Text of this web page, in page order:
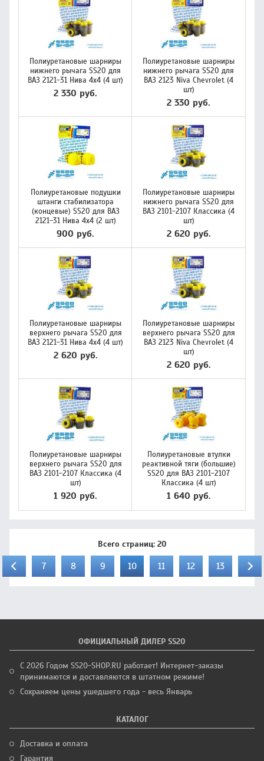
Полиуретановые шарниры
нижнего рычага SS20 для
ВАЗ 2121-31 Нива 4х4 (4 шт)
2 330 руб.
Полиуретановые шарниры
нижнего рычага SS20 для
ВАЗ 2123 Niva Chevrolet (4
шт)
2 330 руб.
Полиуретановые подушки
штанги стабилизатора
(концевые) SS20 для ВАЗ
2121-31 Нива 4х4 (2 шт)
900 руб.
Полиуретановые шарниры
нижнего рычага SS20 для
ВАЗ 2101-2107 Классика (4
шт)
2 620 руб.
Полиуретановые шарниры
верхнего рычага SS20 для
ВАЗ 2121-31 Нива 4х4 (4 шт)
2 620 руб.
Полиуретановые шарниры
верхнего рычага SS20 для
ВАЗ 2123 Niva Chevrolet (4
шт)
2 620 руб.
Полиуретановые шарниры
верхнего рычага SS20 для
ВАЗ 2101-2107 Классика (4
шт)
1 920 руб.
Полиуретановые втулки
реактивной тяги (большие)
SS20 для ВАЗ 2101-2107
Классика (4 шт)
1 640 руб.
Всего страниц: 20
7 8 9 10 11 12 13
ОФИЦИАЛЬНЫЙ ДИЛЕР SS20
С 2026 Годом SS20-SHOP.RU работает! Интернет-заказы
принимаются и доставляются в штатном режиме!
Сохраняем цены ушедшего года - весь Январь
КАТАЛОГ
Доставка и оплата
Гарантия